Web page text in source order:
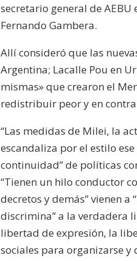
secretario general de
Fernando Gambera.
Allí consideró que las
Argentina; Lacalle Pou en
mismas» que crearon el
redistribuir peor y en
“Las medidas de Milei, la
escandaliza por el estilo
continuidad” de políticas
“Tienen un hilo conductor
decretos y demás” vienen
discrimina” a la verdadera
libertad de expresión, la
sociales para organizarse y